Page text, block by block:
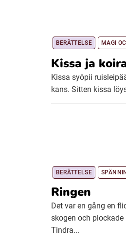
BERÄTTELSE MAGI
Kissa ja
Kissa syöpii
kans. Sitten kissa
BERÄTTELSE
Ringen
Det var en gång en
skogen och
Tindra...